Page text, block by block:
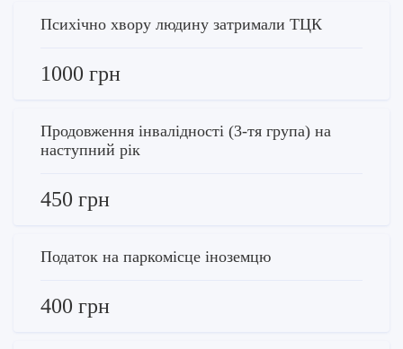
Психічно хвору людину затримали ТЦК
1000 грн
Продовження інвалідності (3-тя група) на
наступний рік
450 грн
Податок на паркомісце іноземцю
400 грн